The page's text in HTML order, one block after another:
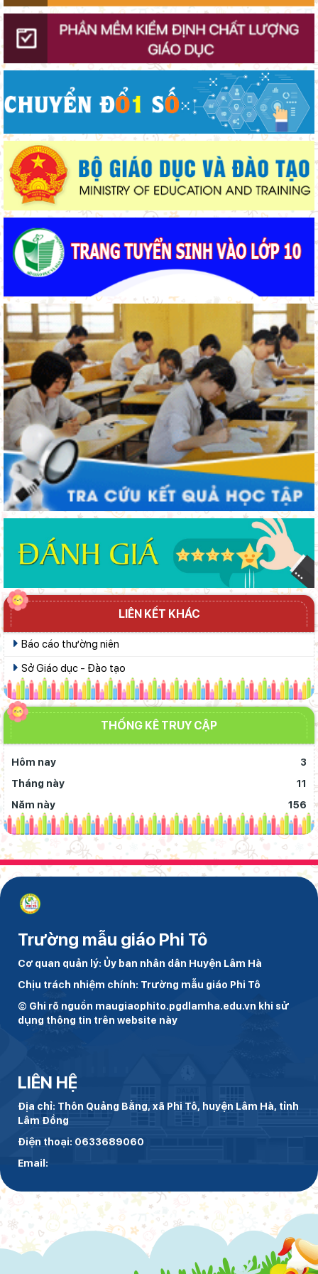
Sở Giáo dục và Đào tạo Lâm Đồng đẩy mạnh cải cách hành
chính gắn với áp dụng ISO 9001:2015
Chuẩn bị hành trang cho trẻ vào lớp 1: Đồng hành đúng cách từ
gia đình
Lâm Đồng chủ động ứng phó nguy cơ thiếu nước do El Nino
Đánh giá tình hình triển khai sắp xếp, tổ chức cơ sở giáo dục
Khởi đầu định hướng nghề nghiệp
Bộ Giáo dục và Đào tạo ban hành khung thời gian năm học từ
năm học 2026–2027
Thắp sáng văn hóa đọc từ những “Thư viện thân thiện”
Gieo mầm hiếu học nơi vùng xa
tạo nguồn nhân lực y tế
Khát khao thay đổi cuộc sống bằng con đường học tập
trường định hướng XHCN trong kỷ nguyên mới - Bài 2: Khơi
thông nguồn lực, vững bước tiến vào kỷ nguyên mới (tiếp theo
và hết)
LIÊN KẾT KHÁC
Báo cáo thường niên
Sở Giáo dục - Đào tạo
THỐNG KÊ TRUY CẬP
Hôm nay
3
Tháng này
11
Năm này
156
Trường mẫu giáo Phi Tô
Cơ quan quản lý: Ủy ban nhân dân Huyện Lâm Hà
Chịu trách nhiệm chính: Trường mẫu giáo Phi Tô
© Ghi rõ nguồn maugiaophito.pgdlamha.edu.vn khi sử
dụng thông tin trên website này
LIÊN HỆ
Địa chỉ: Thôn Quảng Bằng, xã Phi Tô, huyện Lâm Hà, tỉnh
Lâm Đồng
Điện thoại: 0633689060
Email: